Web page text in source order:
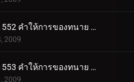
ตอนที่ 552 คำให้การของทนาย คิซากิ เอริ (ตอน 1)
2009
ตอนที่ 553 คำให้การของทนาย คิซากิ เอริ (ตอน 2)
2009